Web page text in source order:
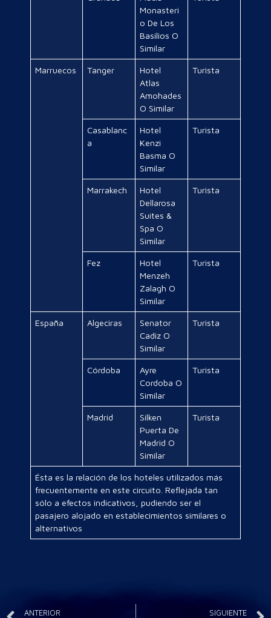
Monasteri
o De Los
Basilios O
Similar
Marruecos Tanger
Hotel
Atlas
Amohades
O Similar
Turista
Casablanc
a
Hotel
Kenzi
Basma O
Similar
Turista
Marrakech
Hotel
Dellarosa
Suites &
Spa O
Similar
Turista
Fez
Hotel
Menzeh
Zalagh O
Similar
Turista
España Algeciras
Senator
Cadiz O
Similar
Turista
Córdoba
Ayre
Cordoba O
Similar
Turista
Madrid
Silken
Puerta De
Madrid O
Similar
Turista
Ésta es la relación de los hoteles utilizados más
frecuentemente en este circuito. Reflejada tan
sólo a efectos indicativos, pudiendo ser el
pasajero alojado en establecimientos similares o
alternativos
ANTERIOR SIGUIENTE